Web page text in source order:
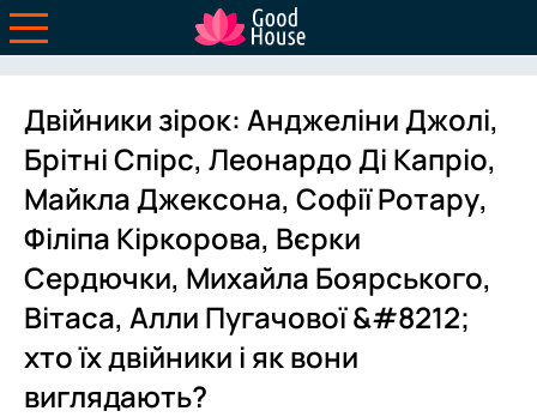
Двійники зірок: Анджеліни Джолі,
Брітні Спірс, Леонардо Ді Капріо,
Майкла Джексона, Софії Ротару,
Філіпа Кіркорова, Вєрки
Сердючки, Михайла Боярського,
Вітаса, Алли Пугачової &#8212;
хто їх двійники і як вони
виглядають?